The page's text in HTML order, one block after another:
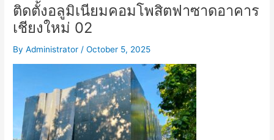
ติดตั้งอลูมิเนียมคอมโพสิตฟาซาดอาคาร
เชียงใหม่ 02
ByAdministrator /October 5, 2025